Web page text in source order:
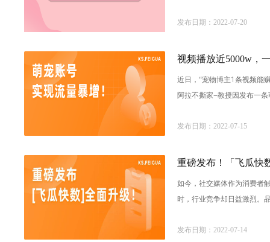
发布日期：2022-07-20
视频播放近5000w，
近日，“宠物博主1条视频能
阿拉不撕家-教授因发布一
发布日期：2022-07-15
重磅发布！「飞瓜快
如今，社交媒体作为消费者
时，行业竞争却日益激烈。
发布日期：2022-07-14